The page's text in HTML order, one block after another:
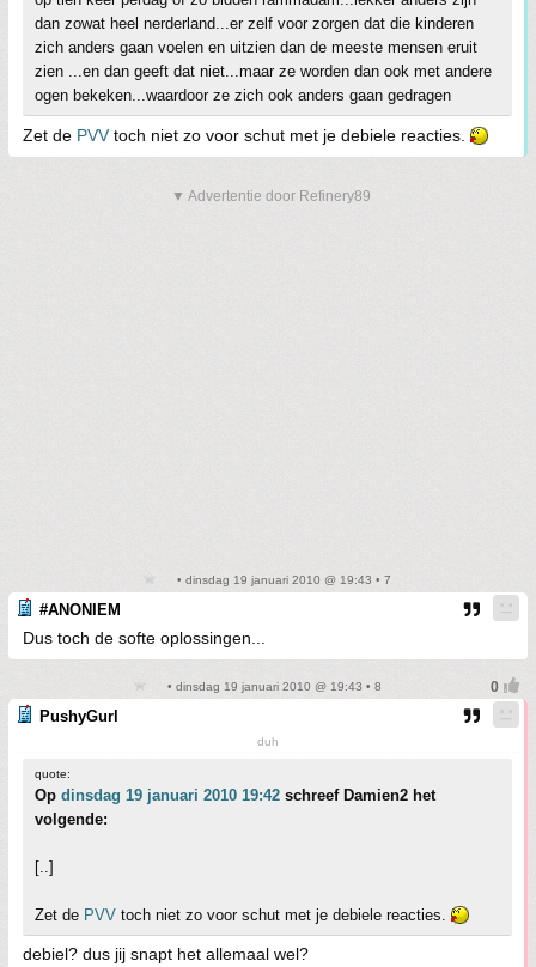
dan zowat heel nerderland...er zelf voor zorgen dat die kinderen
zich anders gaan voelen en uitzien dan de meeste mensen eruit
zien ...en dan geeft dat niet...maar ze worden dan ook met andere
ogen bekeken...waardoor ze zich ook anders gaan gedragen
Zet de PVV toch niet zo voor schut met je debiele reacties.
▼ Advertentie door Refinery89
• dinsdag 19 januari 2010 @ 19:43 • 7
#ANONIEM
Dus toch de softe oplossingen...
• dinsdag 19 januari 2010 @ 19:43 • 8
PushyGurl
duh
quote:
Op dinsdag 19 januari 2010 19:42 schreef Damien2 het
volgende:
[..]
Zet de PVV toch niet zo voor schut met je debiele reacties.
debiel? dus jij snapt het allemaal wel?